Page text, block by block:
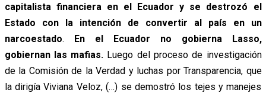
capitalista financiera en el Ecuador y se destrozó el
Estado con la intención de convertir al país en un
narcoestado. En el Ecuador no gobierna Lasso,
gobiernan las mafias. Luego del proceso de investigación
de la Comisión de la Verdad y luchas por Transparencia, que
la dirigía Viviana Veloz, (…) se demostró los tejes y manejes